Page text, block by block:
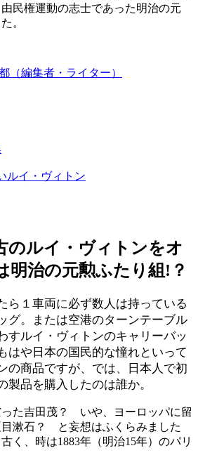
民権運動の志士であった明治の元
。
（編集者・ライター）
ルイ・ヴィトン
のルイ・ヴィトンをオ
明治の元勲ふたり組!？
ら１車両に必ず数人は持っている
グ。または空港のターンテーブル
すルイ・ヴィトンのキャリーバッ
はや日本の国民的な憧れといって
の商品ですが、では、日本人で初
製品を購入したのは誰か。
た吉田茂？ いや、ヨーロッパに留
漱石？ と妄想はふくらみました
く、時は1883年（明治15年）のパリ